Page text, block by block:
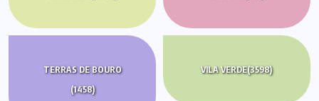
TERRAS DE BOURO
(1458)
VILA VERDE(3598)